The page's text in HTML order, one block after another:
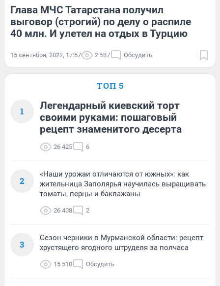
Глава МЧС Татарстана получил
выговор (строгий) по делу о распиле
40 млн. И улетел на отдых в Турцию
15 сентября, 2022, 17:57 2 587 Обсудить
ТОП 5
1
Легендарный киевский торт
своими руками: пошаговый
рецепт знаменитого десерта
26 425 6
2
«Наши урожаи отличаются от южных»: как
жительница Заполярья научилась выращивать
томаты, перцы и баклажаны
26 408 2
3
Сезон черники в Мурманской области: рецепт
хрустящего ягодного штруделя за полчаса
15 510 Обсудить